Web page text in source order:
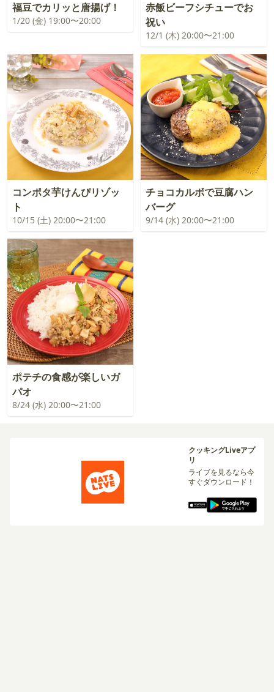
福豆でカリッと唐揚げ！
1/20 (金) 19:00〜20:00
赤飯ビーフシチューでお
祝い
12/1 (木) 20:00〜21:00
コンポタ芋けんぴリゾッ
ト
10/15 (土) 20:00〜21:00
チョコカルボで豆腐ハン
バーグ
9/14 (水) 20:00〜21:00
ポテチの食感が楽しいガ
パオ
8/24 (水) 20:00〜21:00
クッキングLiveアプ
リ
ライブを見るなら今
すぐダウンロード！